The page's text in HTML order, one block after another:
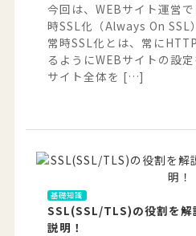
今回は、WEBサイト運営
時SSL化（Always On SSL
常時SSL化とは、常に
るようにWEBサイトの設
サイト全体を […]
基礎知識
SSL(SSL/TLS)の役割を解
説明！